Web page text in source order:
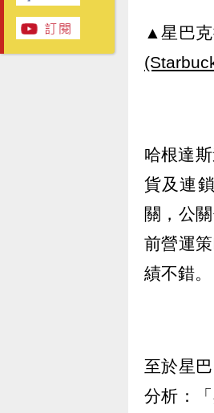
▲星巴克
哈根達
貨及連
關，公
前營運
績不錯。
至於星
分析：